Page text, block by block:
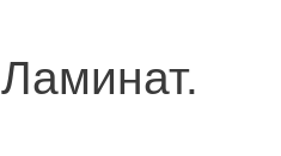
Ламинат.